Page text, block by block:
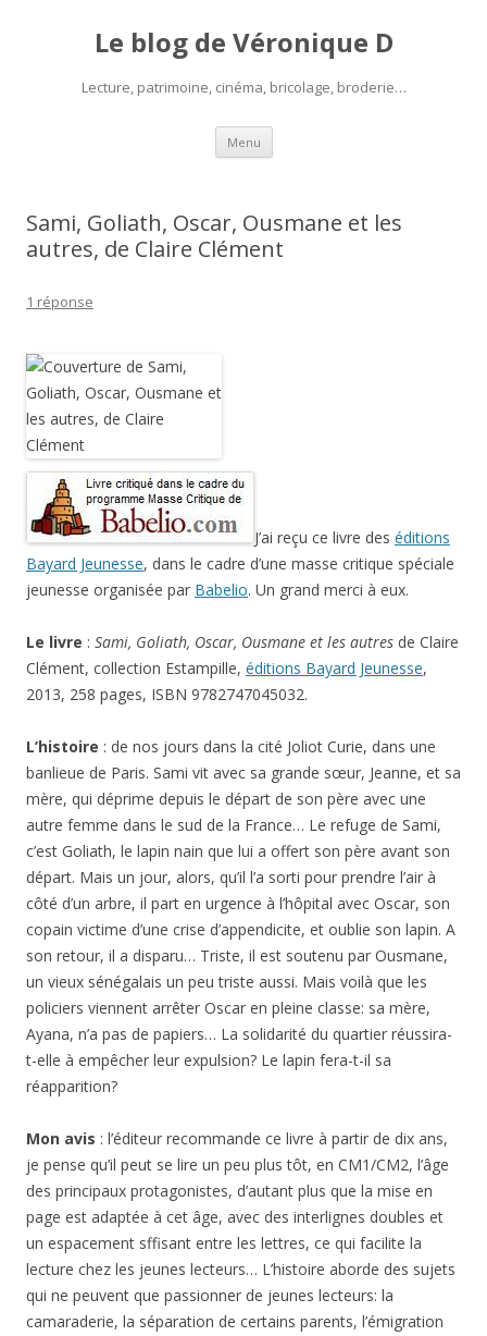
Le blog de Véronique D
Lecture, patrimoine, cinéma, bricolage, broderie…
Menu Aller
contenu
Sami, Goliath, Oscar, Ousmane et les
autres, de Claire Clément
1 réponse
J’ai reçu ce livre des éditions
Bayard Jeunesse, dans le cadre d’une masse critique spéciale
jeunesse organisée par Babelio. Un grand merci à eux.
Le livre : Sami, Goliath, Oscar, Ousmane et les autres de Claire
Clément, collection Estampille, éditions Bayard Jeunesse,
2013, 258 pages, ISBN 9782747045032.
L’histoire : de nos jours dans la cité Joliot Curie, dans une
banlieue de Paris. Sami vit avec sa grande sœur, Jeanne, et sa
mère, qui déprime depuis le départ de son père avec une
autre femme dans le sud de la France… Le refuge de Sami,
c’est Goliath, le lapin nain que lui a offert son père avant son
départ. Mais un jour, alors, qu’il l’a sorti pour prendre l’air à
côté d’un arbre, il part en urgence à l’hôpital avec Oscar, son
copain victime d’une crise d’appendicite, et oublie son lapin. A
son retour, il a disparu… Triste, il est soutenu par Ousmane,
un vieux sénégalais un peu triste aussi. Mais voilà que les
policiers viennent arrêter Oscar en pleine classe: sa mère,
Ayana, n’a pas de papiers… La solidarité du quartier réussira-
t-elle à empêcher leur expulsion? Le lapin fera-t-il sa
réapparition?
Mon avis : l’éditeur recommande ce livre à partir de dix ans,
je pense qu’il peut se lire un peu plus tôt, en CM1/CM2, l’âge
des principaux protagonistes, d’autant plus que la mise en
page est adaptée à cet âge, avec des interlignes doubles et
un espacement sffisant entre les lettres, ce qui facilite la
lecture chez les jeunes lecteurs… L’histoire aborde des sujets
qui ne peuvent que passionner de jeunes lecteurs: la
camaraderie, la séparation de certains parents, l’émigration